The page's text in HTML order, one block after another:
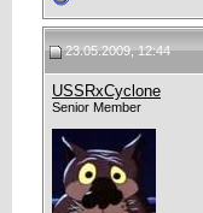
23.05.2009, 12:44
USSRxCyclone
Senior Member